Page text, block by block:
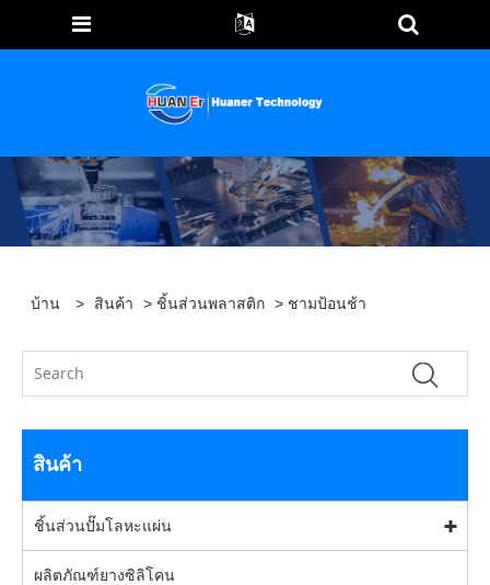
บ้าน > สินค้า > ชิ้นส่วนพลาสติก > ชามป้อนช้า
สินค้า
ชิ้นส่วนปั๊มโลหะแผ่น
ผลิตภัณฑ์ยางซิลิโคน